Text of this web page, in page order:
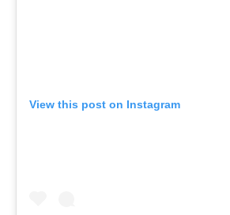
View this post on Instagram